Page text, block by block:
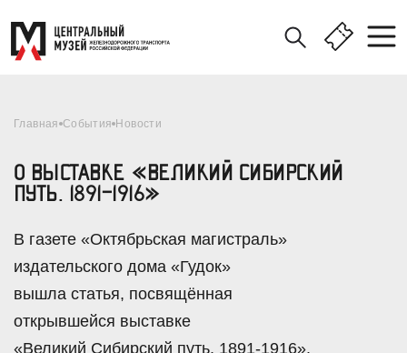
Главная События Новости
О ВЫСТАВКЕ «ВЕЛИКИЙ СИБИРСКИЙ
ПУТЬ. 1891-1916»
В газете «Октябрьская магистраль»
издательского дома «Гудок»
вышла статья, посвящённая
открывшейся выставке
«Великий Сибирский путь. 1891-1916».